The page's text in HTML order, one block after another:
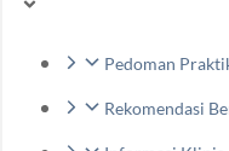
Pedoman
Rekomendasi